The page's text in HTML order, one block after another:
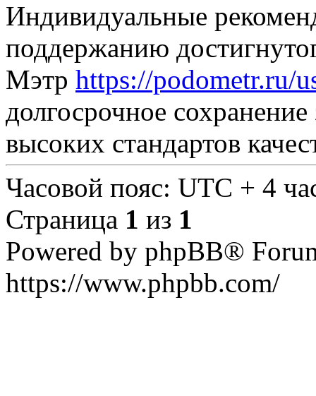
Индивидуальные
поддержанию
Мэтр https://podometr.ru/
долгосрочное
высоких стандартов
Часовой пояс: UTC + 4
Страница 1 из 1
Powered by phpBB®
https://www.phpbb.com/